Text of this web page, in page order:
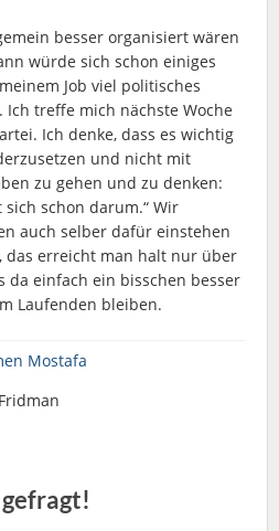
besser organisiert wären
würde sich schon einiges
Job viel politisches
Ich treffe mich nächste Woche
Ich denke, dass es wichtig
und nicht mit
zu gehen und zu denken:
schon darum.“ Wir
auch selber dafür einstehen
das erreicht man halt nur über
da einfach ein bisschen besser
Laufenden bleiben.
Mostafa